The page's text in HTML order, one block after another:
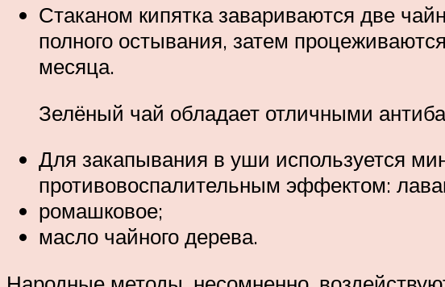
Стаканом кипятка завариваются две
полного остывания, затем
месяца.
Зелёный чай обладает отличными
Для закапывания в уши используется
противовоспалительным эффектом:
ромашковое;
масло чайного дерева.